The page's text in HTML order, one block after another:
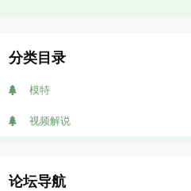
分类目录
模特
视频解说
论坛导航